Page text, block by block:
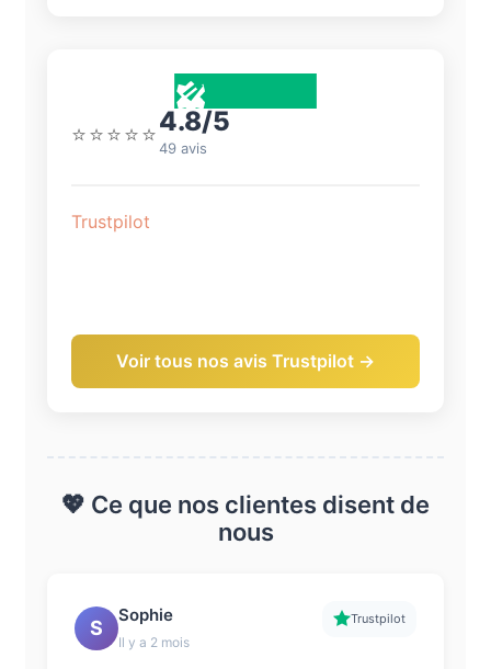
⭐⭐⭐⭐⭐4.8/5
49 avis
Trustpilot
Voir tous nos avis Trustpilot →
💖 Ce que nos clientes disent de
nous
S
Sophie
Il y a 2 mois
Trustpilot